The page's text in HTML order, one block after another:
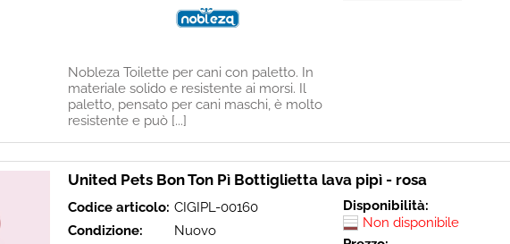
Nobleza Toilette per cani con paletto. In
materiale solido e resistente ai morsi. Il
paletto, pensato per cani maschi, è molto
resistente e può [...]
United Pets Bon Ton Pì Bottiglietta lava pipì - rosa
Codice articolo: CIGIPL-00160
Condizione:
Nuovo
Disponibilità:
Non disponibile